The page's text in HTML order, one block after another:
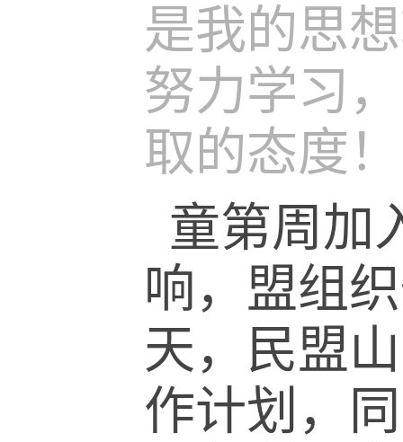
是我的思
努力学习
取的态度！
童第周加
响，盟组
天，民盟
作计划，